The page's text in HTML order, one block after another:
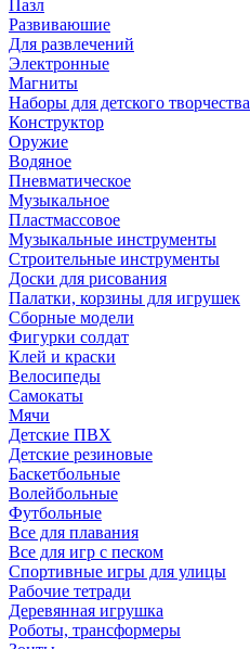
Пазл
Развиваюшие
Для развлечений
Электронные
Магниты
Наборы для детского творчества
Конструктор
Оружие
Водяное
Пневматическое
Музыкальное
Пластмассовое
Музыкальные инструменты
Строительные инструменты
Доски для рисования
Палатки, корзины для игрушек
Сборные модели
Фигурки солдат
Клей и краски
Велосипеды
Самокаты
Мячи
Детские ПВХ
Детские резиновые
Баскетбольные
Волейбольные
Футбольные
Все для плавания
Все для игр с песком
Спортивные игры для улицы
Рабочие тетради
Деревянная игрушка
Роботы, трансформеры